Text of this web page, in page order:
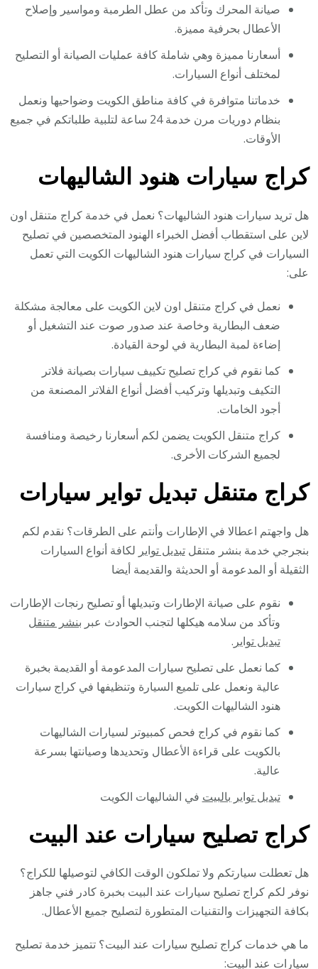
صيانة المحرك وتأكد من عطل الطرمبة ومواسير وإصلاح
الأعطال بحرفية مميزة.
أسعارنا مميزة وهي شاملة كافة عمليات الصيانة أو التصليح
لمختلف أنواع السيارات.
خدماتنا متوافرة في كافة مناطق الكويت وضواحيها ونعمل
بنظام دوريات مرن خدمة 24 ساعة لتلبية طلباتكم في جميع
الأوقات.
كراج سيارات هنود الشاليهات
هل تريد سيارات هنود الشاليهات؟ نعمل في خدمة كراج متنقل اون
لاين على استقطاب أفضل الخبراء الهنود المتخصصين في تصليح
السيارات في كراج سيارات هنود الشاليهات الكويت التي تعمل
على:
نعمل في كراج متنقل اون لاين الكويت على معالجة مشكلة
ضعف البطارية وخاصة عند صدور صوت عند التشغيل أو
إضاءة لمبة البطارية في لوحة القيادة.
كما نقوم في كراج تصليح تكييف سيارات بصيانة فلاتر
التكيف وتبديلها وتركيب أفضل أنواع الفلاتر المصنعة من
أجود الخامات.
كراج متنقل الكويت يضمن لكم أسعارنا رخيصة ومنافسة
لجميع الشركات الأخرى.
كراج متنقل تبديل تواير سيارات
هل واجهتم اعطالا في الإطارات وأنتم على الطرقات؟ نقدم لكم
بنجرجي خدمة بنشر متنقلتبديل تواير لكافة أنواع السيارات
الثقيلة أو المدعومة أو الحديثة والقديمة أيضا
نقوم على صيانة الإطارات وتبديلها أو تصليح رنجات الإطارات
وتأكد من سلامه هيكلها لتجنب الحوادث عبر بنشر متنقل
تبديل تواير .
كما نعمل على تصليح سيارات المدعومة أو القديمة بخبرة
عالية ونعمل على تلميع السيارة وتنظيفها في كراج سيارات
هنود الشاليهات الكويت.
كما نقوم في كراج فحص كمبيوتر لسيارات الشاليهات
بالكويت على قراءة الأعطال وتحديدها وصيانتها بسرعة
عالية.
تبديل تواير بالبيت في الشاليهات الكويت
كراج تصليح سيارات عند البيت
هل تعطلت سيارتكم ولا تملكون الوقت الكافي لتوصيلها للكراج؟
نوفر لكم كراج تصليح سيارات عند البيت بخبرة كادر فني جاهز
بكافة التجهيزات والتقنيات المتطورة لتصليح جميع الأعطال.
ما هي خدمات كراج تصليح سيارات عند البيت؟ تتميز خدمة تصليح
سيارات عند البيت: